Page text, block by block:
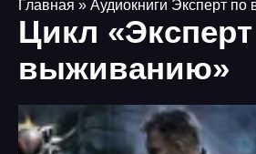
Главная » Аудиокниги Эксперт
Цикл
выживанию»